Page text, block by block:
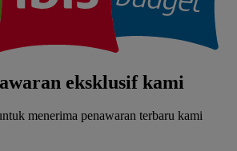
eksklusif kami
menerima penawaran terbaru kami